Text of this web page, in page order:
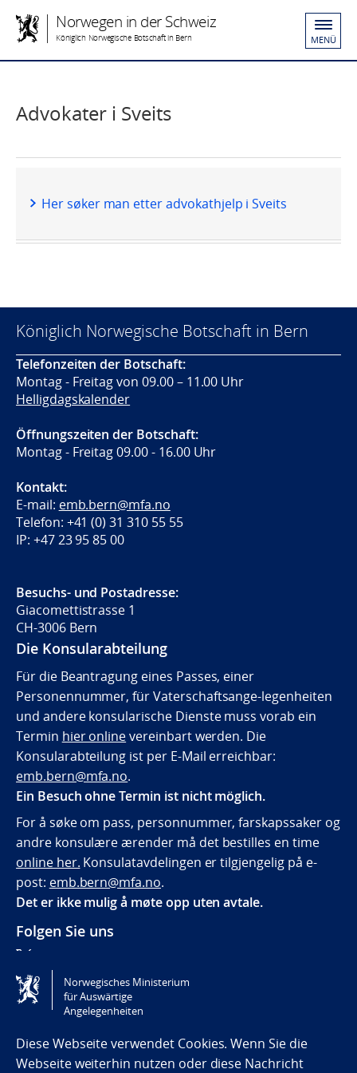
Norwegen in der Schweiz
Königlich Norwegische Botschaft in Bern MENÜ
Advokater i Sveits
Her søker man etter advokathjelp i Sveits
Königlich Norwegische Botschaft in Bern
Telefonzeiten der Botschaft:
Montag - Freitag von 09.00 – 11.00 Uhr
Helligdagskalender
Öffnungszeiten der Botschaft:
Montag - Freitag 09.00 - 16.00 Uhr
Kontakt:
E-mail: emb.bern@mfa.no
Telefon: +41 (0) 31 310 55 55
IP: +47 23 95 85 00
Besuchs- und Postadresse:
Giacomettistrasse 1
CH-3006 Bern
Die Konsularabteilung
Für die Beantragung eines Passes, einer
Personennummer, für Vaterschaftsange-legenheiten
und andere konsularische Dienste muss vorab ein
Termin hier onlinevereinbart werden. Die
Konsularabteilung ist per E-Mail erreichbar:
emb.bern@mfa.no.
Ein Besuch ohne Termin ist nicht möglich.
For å søke om pass, personnummer, farskapssaker og
andre konsulære ærender må det bestilles en time
online her. Konsulatavdelingen er tilgjengelig på e-
post: emb.bern@mfa.no.
Det er ikke mulig å møte opp uten avtale.
Folgen Sie uns
Die Botschaft auf Facebook
Tilgjengelighetserklæring / Accessibility statement
(NO)
Norwegisches Ministerium
für Auswärtige
Angelegenheiten
Diese Webseite verwendet Cookies. Wenn Sie die
Webseite weiterhin nutzen oder diese Nachricht